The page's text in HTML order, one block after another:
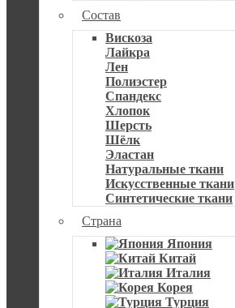
Состав
Вискоза
Лайкра
Лен
Полиэстер
Спандекс
Хлопок
Шерсть
Шёлк
Эластан
Натуральные ткани
Искусственные ткани
Синтетические ткани
Страна
Япония
Китай
Италия
Корея
Турция